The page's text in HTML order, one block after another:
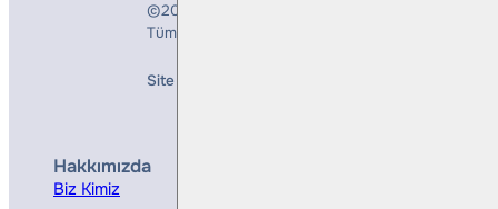
©2026
Tüm Hakları Saklıdır
Site Creation & Technology by
Hakkımızda
Biz Kimiz